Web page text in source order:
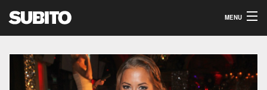
MENU
Våra events
Kontakt